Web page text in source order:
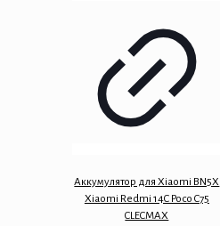
Аккумулятор для Xiaomi BN5X
Xiaomi Redmi 14C Poco C75
CLECMAX